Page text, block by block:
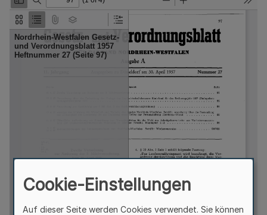
Cookie-Einstellungen
Auf dieser Seite werden Cookies verwendet. Sie können